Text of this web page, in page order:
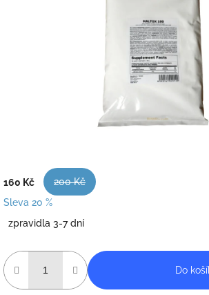
160 Kč
200 Kč
Sleva 20 %
cena:
zpravidla 3-7 dní
Do